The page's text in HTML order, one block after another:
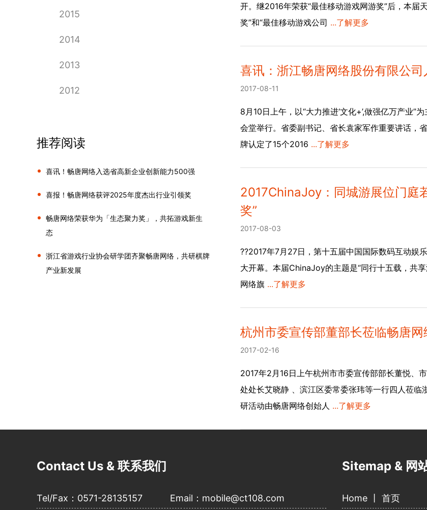
2015
2014
2013
2012
推荐阅读
喜讯！畅唐网络入选省高新企业创新能力500强
喜报！畅唐网络获评2025年度杰出行业引领奖
畅唐网络荣获华为「生态聚力奖」，共拓游戏新生
态
浙江省游戏行业协会研学团齐聚畅唐网络，共研棋牌
产业新发展
开。继2016年荣获“最佳移动游戏网游奖”后，本届
奖”和“最佳移动游戏公司 ...了解更多
喜讯：浙江畅唐网络股份有限公
2017-08-11
8月10日上午，以“大力推进‘文化+’,做强亿万产业”
会堂举行。省委副书记、省长袁家军作重要讲话，
牌认定了15个2016 ...了解更多
2017ChinaJoy：同城游展位门庭
奖”
2017-08-03
??2017年7月27日，第十五届中国国际数码互动
大开幕。本届ChinaJoy的主题是“同行十五载，共
网络旗 ...了解更多
杭州市委宣传部董部长莅临畅唐
2017-02-16
2017年2月16日上午杭州市市委宣传部部长董悦、
处处长艾晓静 、滨江区委常委张玮等一行四人莅
研活动由畅唐网络创始人 ...了解更多
Contact Us & 联系我们
Tel/Fax：0571-28135157 Email：mobile@ct108.com
Sitemap & 网
Home 丨 首页